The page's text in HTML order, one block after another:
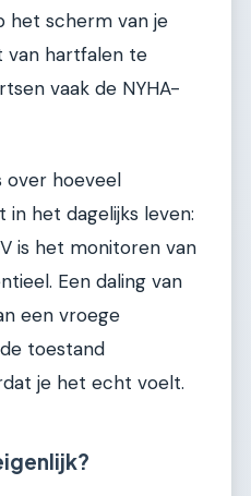
het scherm van je
van hartfalen te
vaak de NYHA-
over hoeveel
het dagelijks leven:
is het monitoren van
Een daling van
een vroege
toestand
je het echt voelt.